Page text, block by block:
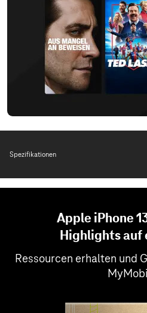
Spezifikationen